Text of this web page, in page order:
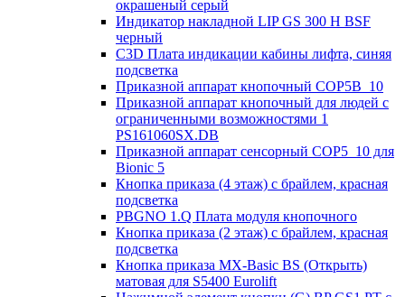
окрашеный серый
Индикатор накладной LIP GS 300 H BSF
черный
C3D Плата индикации кабины лифта, синяя
подсветка
Приказной аппарат кнопочный COP5B_10
Приказной аппарат кнопочный для людей с
ограниченными возможностями 1
PS161060SX.DB
Приказной аппарат сенсорный COP5_10 для
Bionic 5
Кнопка приказа (4 этаж) с брайлем, красная
подсветка
PBGNO 1.Q Плата модуля кнопочного
Кнопка приказа (2 этаж) с брайлем, красная
подсветка
Кнопка приказа MX-Basic BS (Открыть)
матовая для S5400 Eurolift